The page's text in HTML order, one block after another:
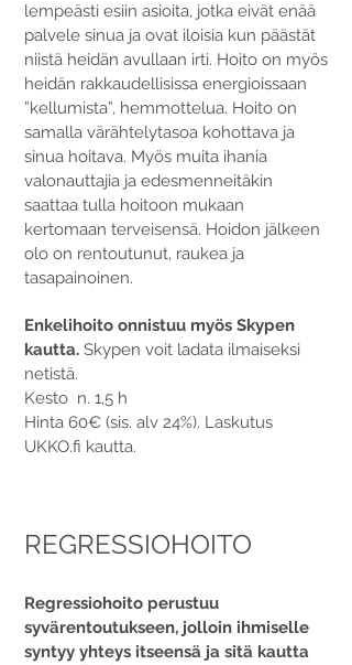
lempeästi esiin asioita, jotka eivät enää
palvele sinua ja ovat iloisia kun päästät
niistä heidän avullaan irti. Hoito on myös
heidän rakkaudellisissa energioissaan
”kellumista”, hemmottelua. Hoito on
samalla värähtelytasoa kohottava ja
sinua hoitava. Myös muita ihania
valonauttajia ja edesmenneitäkin
saattaa tulla hoitoon mukaan
kertomaan terveisensä. Hoidon jälkeen
olo on rentoutunut, raukea ja
tasapainoinen.
Enkelihoito onnistuu myös Skypen
kautta. Skypen voit ladata ilmaiseksi
netistä.
Kesto n. 1,5 h
Hinta 60€ (sis. alv 24%). Laskutus
UKKO.fi kautta.
REGRESSIOHOITO
Regressiohoito perustuu
syvärentoutukseen, jolloin ihmiselle
syntyy yhteys itseensä ja sitä kautta